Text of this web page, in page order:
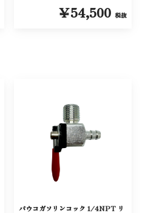
￥54,500 税抜
パウコガソリンコック 1/4NPT リ